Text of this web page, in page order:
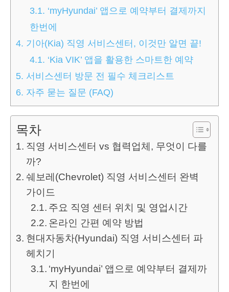
3.1. ‘myHyundai’ 앱으로 예약부터 결제까지
한번에
4. 기아(Kia) 직영 서비스센터, 이것만 알면 끝!
4.1. ‘Kia VIK’ 앱을 활용한 스마트한 예약
5. 서비스센터 방문 전 필수 체크리스트
6. 자주 묻는 질문 (FAQ)
목차
직영 서비스센터 vs 협력업체, 무엇이 다를
까?
쉐보레(Chevrolet) 직영 서비스센터 완벽
가이드
주요 직영 센터 위치 및 영업시간
온라인 간편 예약 방법
현대자동차(Hyundai) 직영 서비스센터 파
헤치기
‘myHyundai’ 앱으로 예약부터 결제까
지 한번에